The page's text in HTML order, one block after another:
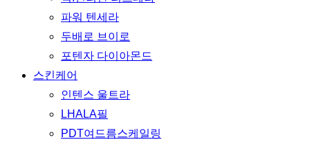
파워 텐세라
두배로 브이로
포텐자 다이아몬드
스킨케어
인텐스 울트라
LHALA필
PDT여드름스케일링